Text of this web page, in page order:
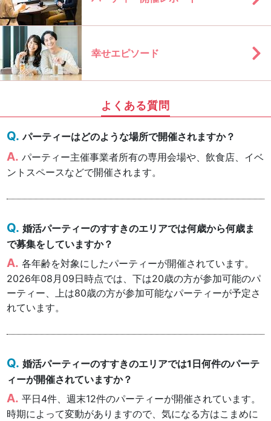
幸せエピソード
よくある質問
パーティーはどのような場所で開催されますか？
パーティー主催事業者所有の専用会場や、飲食店、イベ
ントスペースなどで開催されます。
婚活パーティーのすすきのエリアでは何歳から何歳ま
で募集をしていますか？
各年齢を対象にしたパーティーが開催されています。
2026年08月09日時点では、下は20歳の方が参加可能のパ
ーティー、上は80歳の方が参加可能なパーティーが予定さ
れています。
婚活パーティーのすすきのエリアでは1日何件のパーテ
ィーが開催されていますか？
平日4件、週末12件のパーティーが開催されています。
時期によって変動がありますので、気になる方はこまめに